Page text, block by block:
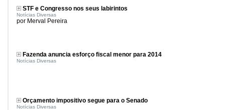
STF e Congresso nos seus labirintos
Notícias Diversas
por Merval Pereira
Fazenda anuncia esforço fiscal menor para 2014
Notícias Diversas
Orçamento impositivo segue para o Senado
Notícias Diversas